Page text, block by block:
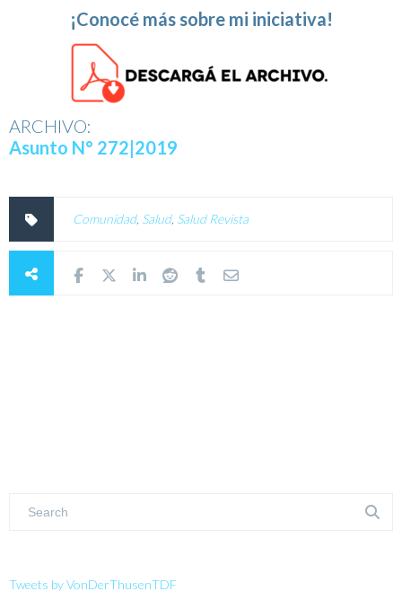
¡Conocé más sobre mi iniciativa!
ARCHIVO:
Asunto N° 272|2019
Comunidad, Salud, Salud Revista
Tweets by VonDerThusenTDF